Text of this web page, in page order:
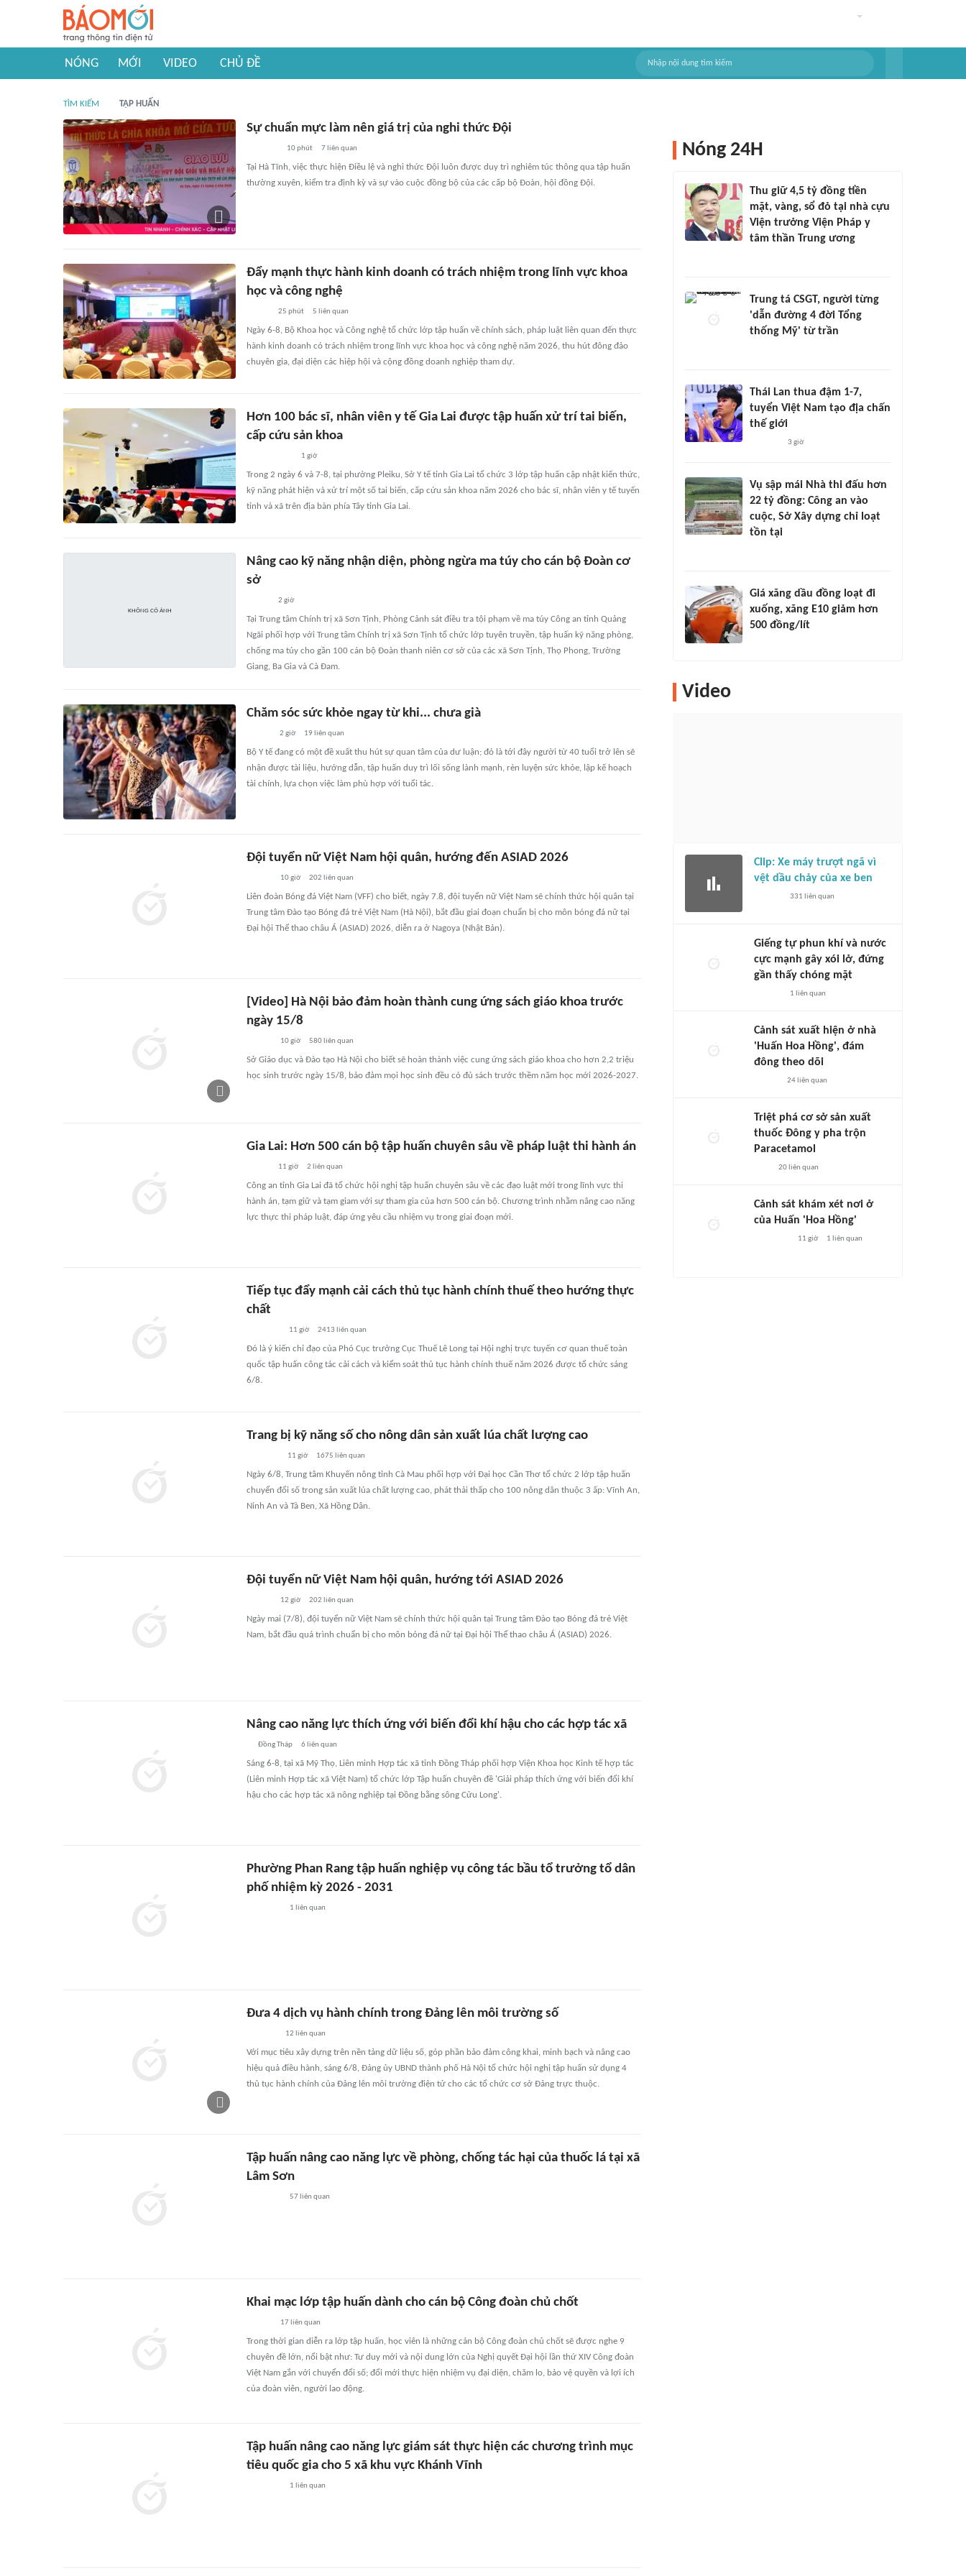
NÓNG MỚI VIDEO CHỦ ĐỀ
TÌM KIẾM TẬP HUẤN
Sự chuẩn mực làm nên giá trị của nghi thức Đội
10 phút 7liên quan
Tại Hà Tĩnh, việc thực hiện Điều lệ và nghi thức Đội luôn được duy trì nghiêm túc thông qua tập huấn
thường xuyên, kiểm tra định kỳ và sự vào cuộc đồng bộ của các cấp bộ Đoàn, hội đồng Đội.
Đẩy mạnh thực hành kinh doanh có trách nhiệm trong lĩnh vực khoa
học và công nghệ
25 phút 5 liên quan
Ngày 6-8, Bộ Khoa học và Công nghệ tổ chức lớp tập huấn về chính sách, pháp luật liên quan đến thực
hành kinh doanh có trách nhiệm trong lĩnh vực khoa học và công nghệ năm 2026, thu hút đông đảo
chuyên gia, đại diện các hiệp hội và cộng đồng doanh nghiệp tham dự.
Hơn 100 bác sĩ, nhân viên y tế Gia Lai được tập huấn xử trí tai biến,
cấp cứu sản khoa
1 giờ
Trong 2 ngày 6 và 7-8, tại phường Pleiku, Sở Y tế tỉnh Gia Lai tổ chức 3 lớp tập huấn cập nhật kiến thức,
kỹ năng phát hiện và xử trí một số tai biến, cấp cứu sản khoa năm 2026 cho bác sĩ, nhân viên y tế tuyến
tỉnh và xã trên địa bàn phía Tây tỉnh Gia Lai.
Nâng cao kỹ năng nhận diện, phòng ngừa ma túy cho cán bộ Đoàn cơ
sở
2 giờ
Tại Trung tâm Chính trị xã Sơn Tịnh, Phòng Cảnh sát điều tra tội phạm về ma túy Công an tỉnh Quảng
Ngãi phối hợp với Trung tâm Chính trị xã Sơn Tịnh tổ chức lớp tuyên truyền, tập huấn kỹ năng phòng,
chống ma túy cho gần 100 cán bộ Đoàn thanh niên cơ sở của các xã Sơn Tịnh, Thọ Phong, Trường
Giang, Ba Gia và Cà Đam.
Chăm sóc sức khỏe ngay từ khi... chưa già
2 giờ 19 liên quan
Bộ Y tế đang có một đề xuất thu hút sự quan tâm của dư luận; đó là tới đây người từ 40 tuổi trở lên sẽ
nhận được tài liệu, hướng dẫn, tập huấn duy trì lối sống lành mạnh, rèn luyện sức khỏe, lập kế hoạch
tài chính, lựa chọn việc làm phù hợp với tuổi tác.
Đội tuyển nữ Việt Nam hội quân, hướng đến ASIAD 2026
10 giờ 202 liên quan
Liên đoàn Bóng đá Việt Nam (VFF) cho biết, ngày 7.8, đội tuyển nữ Việt Nam sẽ chính thức hội quân tại
Trung tâm Đào tạo Bóng đá trẻ Việt Nam (Hà Nội), bắt đầu giai đoạn chuẩn bị cho môn bóng đá nữ tại
Đại hội Thể thao châu Á (ASIAD) 2026, diễn ra ở Nagoya (Nhật Bản).
[Video] Hà Nội bảo đảm hoàn thành cung ứng sách giáo khoa trước
ngày 15/8
10 giờ 580 liên quan
Sở Giáo dục và Đào tạo Hà Nội cho biết sẽ hoàn thành việc cung ứng sách giáo khoa cho hơn 2,2 triệu
học sinh trước ngày 15/8, bảo đảm mọi học sinh đều có đủ sách trước thềm năm học mới 2026-2027.
Gia Lai: Hơn 500 cán bộ tập huấn chuyên sâu về pháp luật thi hành án
11 giờ 2 liên quan
Công an tỉnh Gia Lai đã tổ chức hội nghị tập huấn chuyên sâu về các đạo luật mới trong lĩnh vực thi
hành án, tạm giữ và tạm giam với sự tham gia của hơn 500 cán bộ. Chương trình nhằm nâng cao năng
lực thực thi pháp luật, đáp ứng yêu cầu nhiệm vụ trong giai đoạn mới.
Tiếp tục đẩy mạnh cải cách thủ tục hành chính thuế theo hướng thực
chất
11 giờ 2413 liên quan
Đó là ý kiến chỉ đạo của Phó Cục trưởng Cục Thuế Lê Long tại Hội nghị trực tuyến cơ quan thuế toàn
quốc tập huấn công tác cải cách và kiểm soát thủ tục hành chính thuế năm 2026 được tổ chức sáng
6/8.
Trang bị kỹ năng số cho nông dân sản xuất lúa chất lượng cao
11 giờ 1675 liên quan
Ngày 6/8, Trung tâm Khuyến nông tỉnh Cà Mau phối hợp với Đại học Cần Thơ tổ chức 2 lớp tập huấn
chuyển đổi số trong sản xuất lúa chất lượng cao, phát thải thấp cho 100 nông dân thuộc 3 ấp: Vĩnh An,
Ninh An và Tà Ben, Xã Hồng Dân.
Đội tuyển nữ Việt Nam hội quân, hướng tới ASIAD 2026
12 giờ 202 liên quan
Ngày mai (7/8), đội tuyển nữ Việt Nam sẽ chính thức hội quân tại Trung tâm Đào tạo Bóng đá trẻ Việt
Nam, bắt đầu quá trình chuẩn bị cho môn bóng đá nữ tại Đại hội Thể thao châu Á (ASIAD) 2026.
Nâng cao năng lực thích ứng với biến đổi khí hậu cho các hợp tác xã
Đồng Tháp 6 liên quan
Sáng 6-8, tại xã Mỹ Thọ, Liên minh Hợp tác xã tỉnh Đồng Tháp phối hợp Viện Khoa học Kinh tế hợp tác
(Liên minh Hợp tác xã Việt Nam) tổ chức lớp Tập huấn chuyên đề 'Giải pháp thích ứng với biến đổi khí
hậu cho các hợp tác xã nông nghiệp tại Đồng bằng sông Cửu Long'.
Phường Phan Rang tập huấn nghiệp vụ công tác bầu tổ trưởng tổ dân
phố nhiệm kỳ 2026 - 2031
1 liên quan
Đưa 4 dịch vụ hành chính trong Đảng lên môi trường số
12 liên quan
Với mục tiêu xây dựng trên nền tảng dữ liệu số, góp phần bảo đảm công khai, minh bạch và nâng cao
hiệu quả điều hành, sáng 6/8, Đảng ủy UBND thành phố Hà Nội tổ chức hội nghị tập huấn sử dụng 4
thủ tục hành chính của Đảng lên môi trường điện tử cho các tổ chức cơ sở Đảng trực thuộc.
Tập huấn nâng cao năng lực về phòng, chống tác hại của thuốc lá tại xã
Lâm Sơn
57 liên quan
Khai mạc lớp tập huấn dành cho cán bộ Công đoàn chủ chốt
17 liên quan
Trong thời gian diễn ra lớp tập huấn, học viên là những cán bộ Công đoàn chủ chốt sẽ được nghe 9
chuyên đề lớn, nổi bật như: Tư duy mới và nội dung lớn của Nghị quyết Đại hội lần thứ XIV Công đoàn
Việt Nam gắn với chuyển đổi số; đổi mới thực hiện nhiệm vụ đại diện, chăm lo, bảo vệ quyền và lợi ích
của đoàn viên, người lao động.
Tập huấn nâng cao năng lực giám sát thực hiện các chương trình mục
tiêu quốc gia cho 5 xã khu vực Khánh Vĩnh
1 liên quan
Nóng 24H
Thu giữ 4,5 tỷ đồng tiền
mặt, vàng, sổ đỏ tại nhà cựu
Viện trưởng Viện Pháp y
tâm thần Trung ương
Trung tá CSGT, người từng
'dẫn đường 4 đời Tổng
thống Mỹ' từ trần
Thái Lan thua đậm 1-7,
tuyển Việt Nam tạo địa chấn
thế giới
3 giờ
Vụ sập mái Nhà thi đấu hơn
22 tỷ đồng: Công an vào
cuộc, Sở Xây dựng chỉ loạt
tồn tại
Giá xăng dầu đồng loạt đi
xuống, xăng E10 giảm hơn
500 đồng/lít
Video
Clip: Xe máy trượt ngã vì
vệt dầu chảy của xe ben
331 liên quan
Giếng tự phun khí và nước
cực mạnh gây xói lở, đứng
gần thấy chóng mặt
1 liên quan
Cảnh sát xuất hiện ở nhà
'Huấn Hoa Hồng', đám
đông theo dõi
24liên quan
Triệt phá cơ sở sản xuất
thuốc Đông y pha trộn
Paracetamol
20liên quan
Cảnh sát khám xét nơi ở
của Huấn 'Hoa Hồng'
11 giờ 1 liên quan